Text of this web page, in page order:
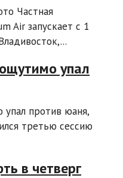
Частная
Air запускает с 1
упал
упал против юаня,
третью сессию
в четверг